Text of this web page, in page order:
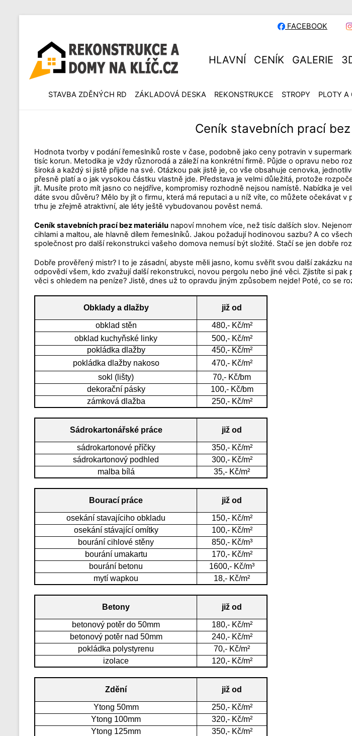
FACEBOOK
HLAVNÍ CENÍK GALERIE
STAVBA ZDĚNÝCH RD ZÁKLADOVÁ DESKA REKONSTRUKCE STROPY PLOTY A
Ceník stavebních prací
Hodnota tvorby v podání řemeslníků roste v čase, podobně jako ceny potravin v
tisíc korun. Metodika je vždy různorodá a záleží na konkrétní firmě. Půjde o opravu nebo
široká a každý si jistě přijde na své. Otázkou pak jistě je, co vše obsahuje cenovka,
přesně platí a o jak vysokou částku vlastně jde. Představa je velmi důležitá, protože
jít. Musíte proto mít jasno co nejdříve, kompromisy rozhodně nejsou namístě. Nabídka je
dáte svou důvěru? Mělo by jít o firmu, která má reputaci a u níž víte, co můžete očekávat
trhu je zřejmě atraktivní, ale léty ještě vybudovanou pověst nemá.
Ceník stavebních prací bez materiálu napoví mnohem více, než tisíc dalších slov.
cihlami a maltou, ale hlavně dílem řemeslníků. Jakou požadují hodinovou sazbu? A co
společnost pro další rekonstrukci vašeho domova nemusí být složité. Stačí se jen dobře
Dobře prověřený mistr? I to je zásadní, abyste měli jasno, komu svěřit svou další zakázku
odpovědí všem, kdo zvažují další rekonstrukci, novou pergolu nebo jiné věci. Zjistíte si
věci s ohledem na peníze? Jistě, dnes už to opravdu jiným způsobem nejde! Poté, co se
Obklady a dlažby již od
obklad stěn
480,- Kč/m²
obklad kuchyňské linky
500,- Kč/m²
pokládka dlažby
450,- Kč/m²
pokládka dlažby nakoso
470,- Kč/m²
sokl (lišty)
70,- Kč/bm
dekorační pásky
100,- Kč/bm
zámková dlažba
250,- Kč/m²
Sádrokartonářské práce již od
sádrokartonové příčky
350,- Kč/m²
sádrokartonový podhled
300,- Kč/m²
malba bílá
35,- Kč/m²
Bourací práce již od
osekání stavajíciho obkladu
150,- Kč/m²
osekání stávající omítky
100,- Kč/m²
bourání cihlové stěny
850,- Kč/m³
bourání umakartu
170,- Kč/m²
bourání betonu
1600,- Kč/m³
mytí wapkou
18,- Kč/m²
Betony již od
betonový potěr do 50mm
180,- Kč/m²
betonový potěr nad 50mm
240,- Kč/m²
pokládka polystyrenu
70,- Kč/m²
izolace
120,- Kč/m²
Zdění již od
Ytong 50mm
250,- Kč/m²
Ytong 100mm
320,- Kč/m²
Ytong 125mm
350,- Kč/m²